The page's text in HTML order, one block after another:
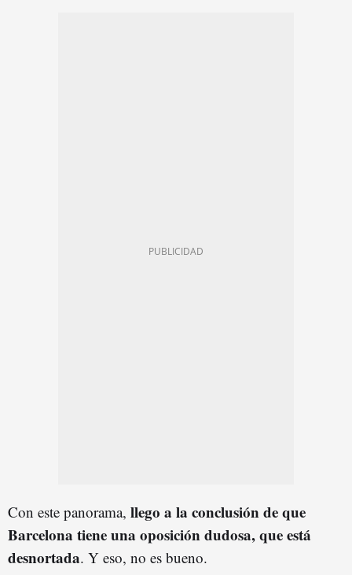
Con este panorama, llego a la conclusión de que
Barcelona tiene una oposición dudosa, que está
desnortada. Y eso, no es bueno.